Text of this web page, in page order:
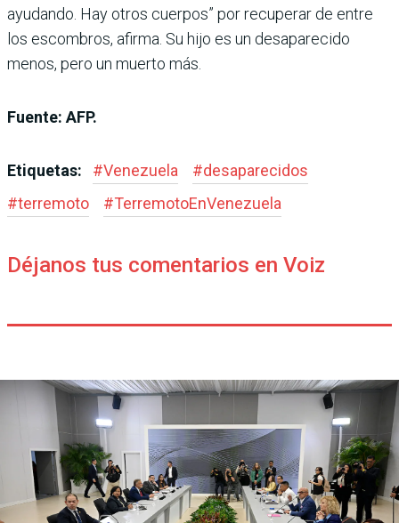
ayudando. Hay otros cuerpos” por recuperar de entre
los escombros, afirma. Su hijo es un desaparecido
menos, pero un muerto más.
Fuente: AFP.
Etiquetas: #Venezuela #desaparecidos
#terremoto #TerremotoEnVenezuela
Déjanos tus comentarios en Voiz